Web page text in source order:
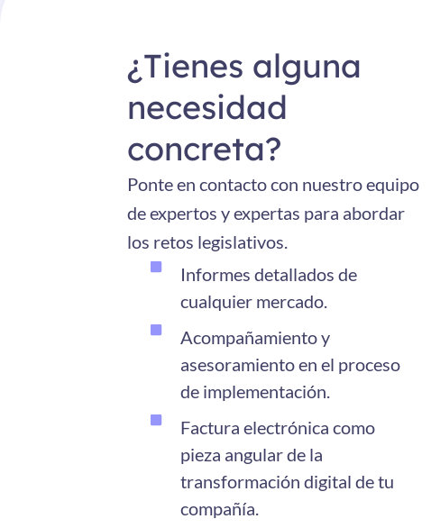
¿Tienes alguna
necesidad
concreta?
Ponte en contacto con nuestro equipo
de expertos y expertas para abordar
los retos legislativos.
Informes detallados de
cualquier mercado.
Acompañamiento y
asesoramiento en el proceso
de implementación.
Factura electrónica como
pieza angular de la
transformación digital de tu
compañía.